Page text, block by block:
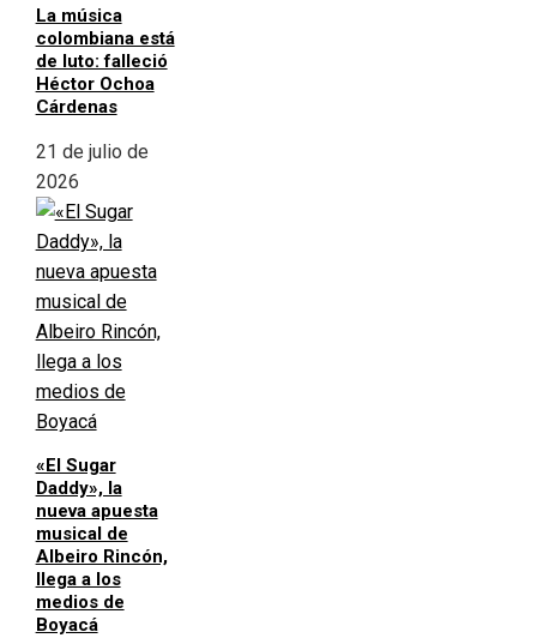
La música
colombiana está
de luto: falleció
Héctor Ochoa
Cárdenas
21 de julio de
2026
«El Sugar
Daddy», la
nueva apuesta
musical de
Albeiro Rincón,
llega a los
medios de
Boyacá